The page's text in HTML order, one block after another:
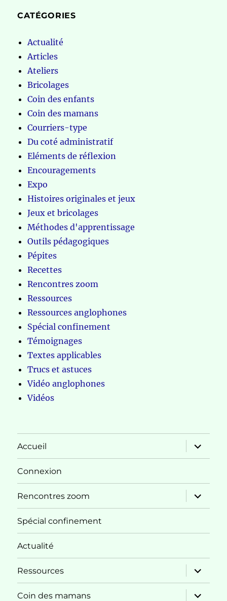
CATÉGORIES
Actualité
Articles
Ateliers
Bricolages
Coin des enfants
Coin des mamans
Courriers-type
Du coté administratif
Eléments de réflexion
Encouragements
Expo
Histoires originales et jeux
Jeux et bricolages
Méthodes d'apprentissage
Outils pédagogiques
Pépites
Recettes
Rencontres zoom
Ressources
Ressources anglophones
Spécial confinement
Témoignages
Textes applicables
Trucs et astuces
Vidéo anglophones
Vidéos
Accueil
ouvrir
le
sous-
Connexion
Rencontres zoom
ouvrir
le
sous-
Spécial confinement
Actualité
Ressources
ouvrir
le
sous-
menu
Coin des mamans
ouvrir